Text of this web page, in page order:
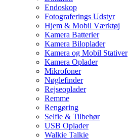
Endoskop
Fotograferings Udstyr
Hjem & Mobil Værktøj
Kamera Batterier
Kamera Biloplader
Kamera og Mobil Stativer
Kamera Oplader
Mikrofoner
Nøglefinder
Rejseoplader
Remme
Rengøring
Selfie & Tilbehør
USB Oplader
Walkie Talkie